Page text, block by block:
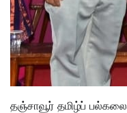
தஞ்சாவூர் தமிழ்ப்